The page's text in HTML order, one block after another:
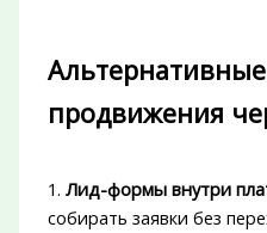
продвижения
1. Лид-формы внутри
собирать заявки без